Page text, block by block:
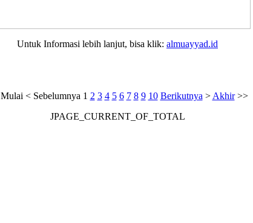
Untuk Informasi lebih lanjut, bisa klik: almuayyad.id
Mulai < Sebelumnya 1 2 3 4 5 6 7 8 9 10 Berikutnya > Akhir>>
JPAGE_CURRENT_OF_TOTAL